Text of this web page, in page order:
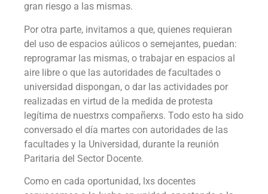
gran riesgo a las mismas.
Por otra parte, invitamos a que, quienes requieran
del uso de espacios aúlicos o semejantes, puedan:
reprogramar las mismas, o trabajar en espacios al
aire libre o que las autoridades de facultades o
universidad dispongan, o dar las actividades por
realizadas en virtud de la medida de protesta
legítima de nuestrxs compañerxs. Todo esto ha sido
conversado el día martes con autoridades de las
facultades y la Universidad, durante la reunión
Paritaria del Sector Docente.
Como en cada oportunidad, lxs docentes